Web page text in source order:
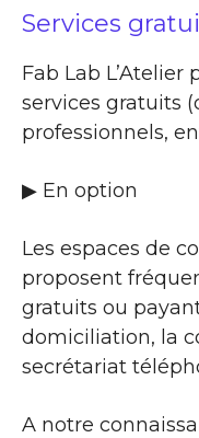
Services
Fab Lab
services gratuits
professionnels,
▶​ En option
Les espaces de
proposent
gratuits ou
domiciliation, la
secrétariat
A notre